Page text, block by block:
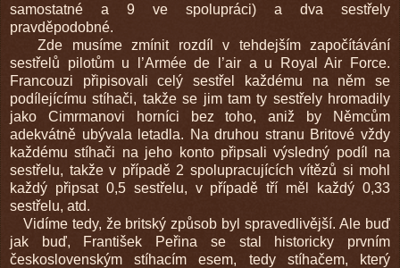
samostatné a 9 ve spolupráci) a dva sestřely
pravděpodobné.
Zde musíme zmínit rozdíl v tehdejším započítávání
sestřelů pilotům u l’Armée de l’air a u Royal Air Force.
Francouzi připisovali celý sestřel každému na něm se
podílejícímu stíhači, takže se jim tam ty sestřely hromadily
jako Cimrmanovi horníci bez toho, aniž by Němcům
adekvátně ubývala letadla. Na druhou stranu Britové vždy
každému stíhači na jeho konto připsali výsledný podíl na
sestřelu, takže v případě 2 spolupracujících vítězů si mohl
každý připsat 0,5 sestřelu, v případě tří měl každý 0,33
sestřelu, atd.
Vidíme tedy, že britský způsob byl spravedlivější. Ale buď
jak buď, František Peřina se stal historicky prvním
československým stíhacím esem, tedy stíhačem, který